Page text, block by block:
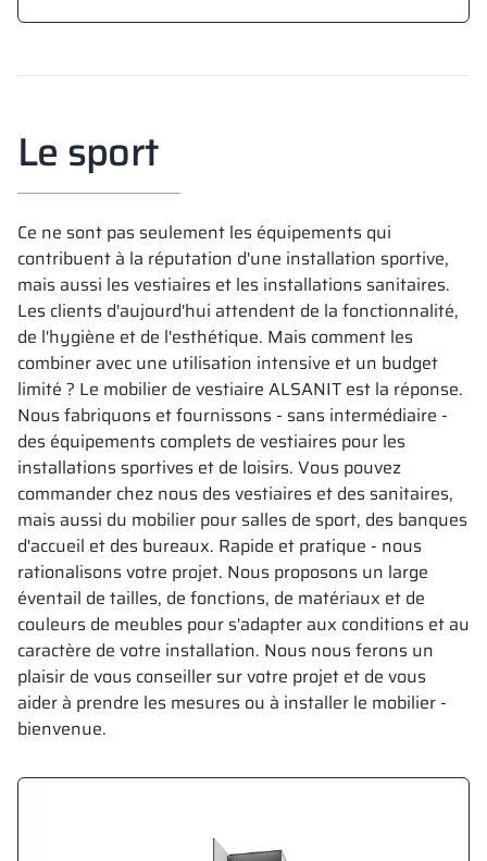
Le sport
Ce ne sont pas seulement les équipements qui
contribuent à la réputation d'une installation sportive,
mais aussi les vestiaires et les installations sanitaires.
Les clients d'aujourd'hui attendent de la fonctionnalité,
de l'hygiène et de l'esthétique. Mais comment les
combiner avec une utilisation intensive et un budget
limité ? Le mobilier de vestiaire ALSANIT est la réponse.
Nous fabriquons et fournissons - sans intermédiaire -
des équipements complets de vestiaires pour les
installations sportives et de loisirs. Vous pouvez
commander chez nous des vestiaires et des sanitaires,
mais aussi du mobilier pour salles de sport, des banques
d'accueil et des bureaux. Rapide et pratique - nous
rationalisons votre projet. Nous proposons un large
éventail de tailles, de fonctions, de matériaux et de
couleurs de meubles pour s'adapter aux conditions et au
caractère de votre installation. Nous nous ferons un
plaisir de vous conseiller sur votre projet et de vous
aider à prendre les mesures ou à installer le mobilier -
bienvenue.